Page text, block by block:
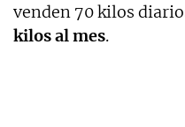
venden 70 kilos
kilos al mes.